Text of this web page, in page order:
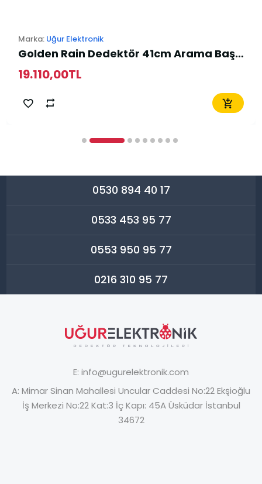
Marka: Uğur Elektronik
Golden Rain Dedektör 41cm Arama Başlığı
19.110,00TL
0530 894 40 17
0533 453 95 77
0553 950 95 77
0216 310 95 77
E: info@ugurelektronik.com
A: Mimar Sinan Mahallesi Uncular Caddesi No:22 Ekşioğlu
İş Merkezi No:22 Kat:3 İç Kapı: 45A Üsküdar İstanbul
34672